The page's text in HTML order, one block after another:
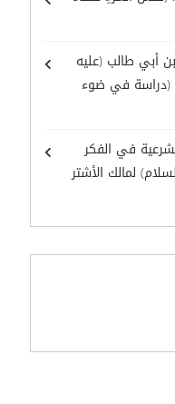
أبي طالب (عليه
(دراسة في ضوء
في الفكر
لمالك الأشتر